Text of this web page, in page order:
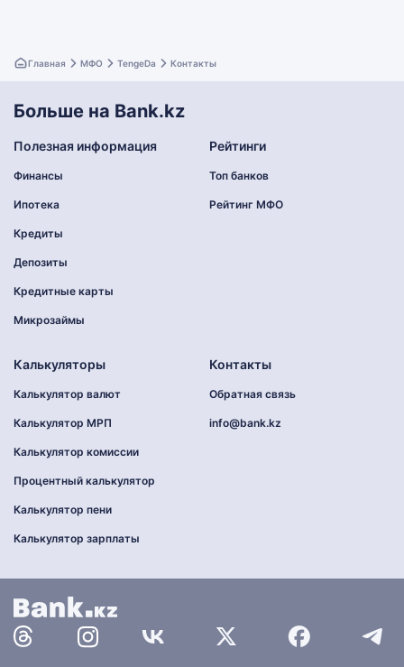
Главная МФО TengeDa Контакты
Больше на Bank.kz
Полезная информация
Финансы
Ипотека
Кредиты
Депозиты
Кредитные карты
Микрозаймы
Рейтинги
Топ банков
Рейтинг МФО
Калькуляторы
Калькулятор валют
Калькулятор МРП
Калькулятор комиссии
Процентный калькулятор
Калькулятор пени
Калькулятор зарплаты
Контакты
Обратная связь
info@bank.kz